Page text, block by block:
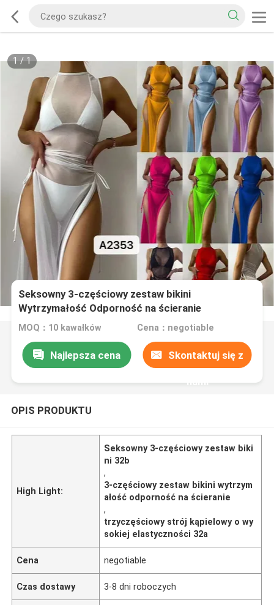
1/1
Seksowny 3-częściowy zestaw bikini
Wytrzymałość Odporność na ścieranie
Trzyczęściowy strój kąpielowy Wysoka
MOQ：10 kawałków Cena：negotiable
Najlepsza cena Skontaktuj się z
nami
OPIS PRODUKTU
High Light:
Seksowny 3-częściowy zestaw biki
ni 32b
,
3-częściowy zestaw bikini wytrzym
ałość odporność na ścieranie
,
trzyczęściowy strój kąpielowy o wy
sokiej elastyczności 32a
Cena negotiable
Czas dostawy 3-8 dni roboczych